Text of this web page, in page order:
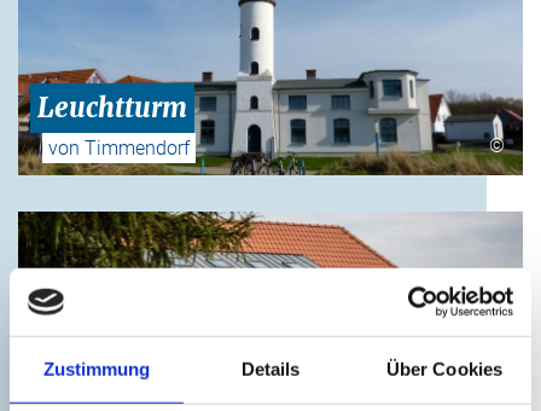
Zustimmung Details Über Cookies
Leuchtturm
von Timmendorf ©